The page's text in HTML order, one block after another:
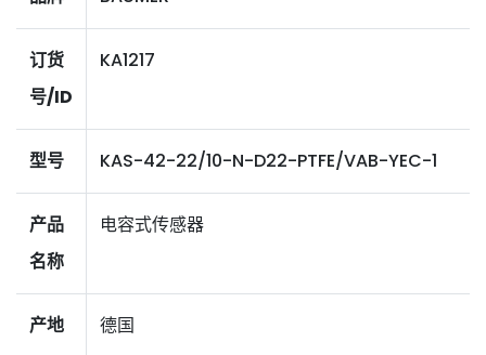
订货
号/ID
KA1217
型号 KAS-42-22/10-N-D22-PTFE/VAB-YEC-1
产品
名称
电容式传感器
产地 德国